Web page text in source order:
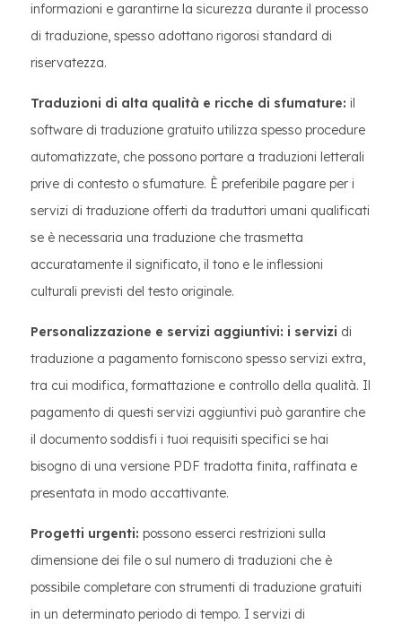
informazioni e garantirne la sicurezza durante il processo
di traduzione, spesso adottano rigorosi standard di
riservatezza.
Traduzioni di alta qualità e ricche di sfumature: il
software di traduzione gratuito utilizza spesso procedure
automatizzate, che possono portare a traduzioni letterali
prive di contesto o sfumature. È preferibile pagare per i
servizi di traduzione offerti da traduttori umani qualificati
se è necessaria una traduzione che trasmetta
accuratamente il significato, il tono e le inflessioni
culturali previsti del testo originale.
Personalizzazione e servizi aggiuntivi: i servizi di
traduzione a pagamento forniscono spesso servizi extra,
tra cui modifica, formattazione e controllo della qualità. Il
pagamento di questi servizi aggiuntivi può garantire che
il documento soddisfi i tuoi requisiti specifici se hai
bisogno di una versione PDF tradotta finita, raffinata e
presentata in modo accattivante.
Progetti urgenti: possono esserci restrizioni sulla
dimensione dei file o sul numero di traduzioni che è
possibile completare con strumenti di traduzione gratuiti
in un determinato periodo di tempo. I servizi di